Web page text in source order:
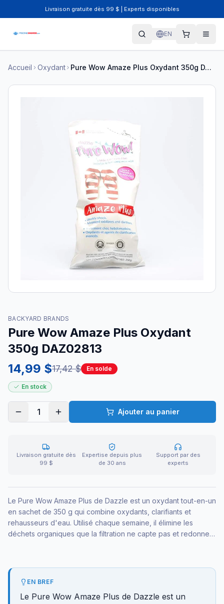
Livraison gratuite dès 99 $ | Experts disponibles
EN
Accueil Oxydant Pure Wow Amaze Plus Oxydant 350g DAZ02813
BACKYARD BRANDS
Pure Wow Amaze Plus Oxydant
350g DAZ02813
14,99 $17,42 $ En solde
En stock
1 Ajouter au panier
Livraison gratuite dès
99 $
Expertise depuis plus
de 30 ans
Support par des
experts
Le Pure Wow Amaze Plus de Dazzle est un oxydant tout-en-un
en sachet de 350 g qui combine oxydants, clarifiants et
rehausseurs d'eau. Utilisé chaque semaine, il élimine les
déchets organiques que la filtration ne capte pas et redonne à
EN BREF
Le Pure Wow Amaze Plus de Dazzle est un